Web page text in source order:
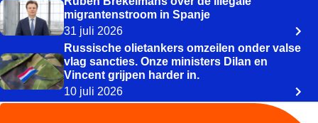
migrantenstroom in Spanje
31 juli 2026
Russische olietankers omzeilen onder valse
vlag sancties. Onze ministers Dilan en
Vincent grijpen harder in.
10 juli 2026